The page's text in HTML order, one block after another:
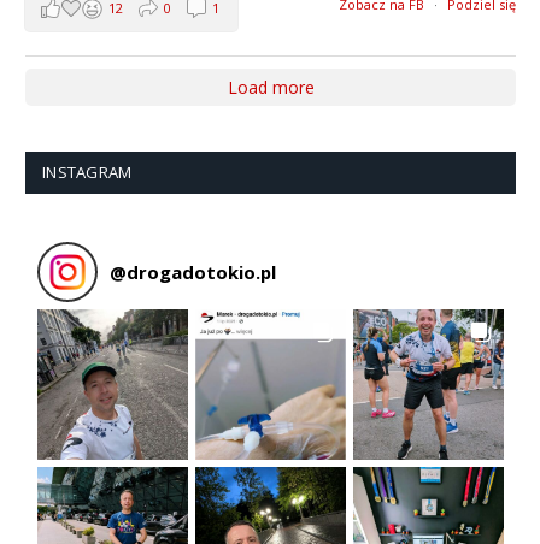
Zobacz na FB · Podziel się
12 0 1
Load more
INSTAGRAM
@drogadotokio.pl